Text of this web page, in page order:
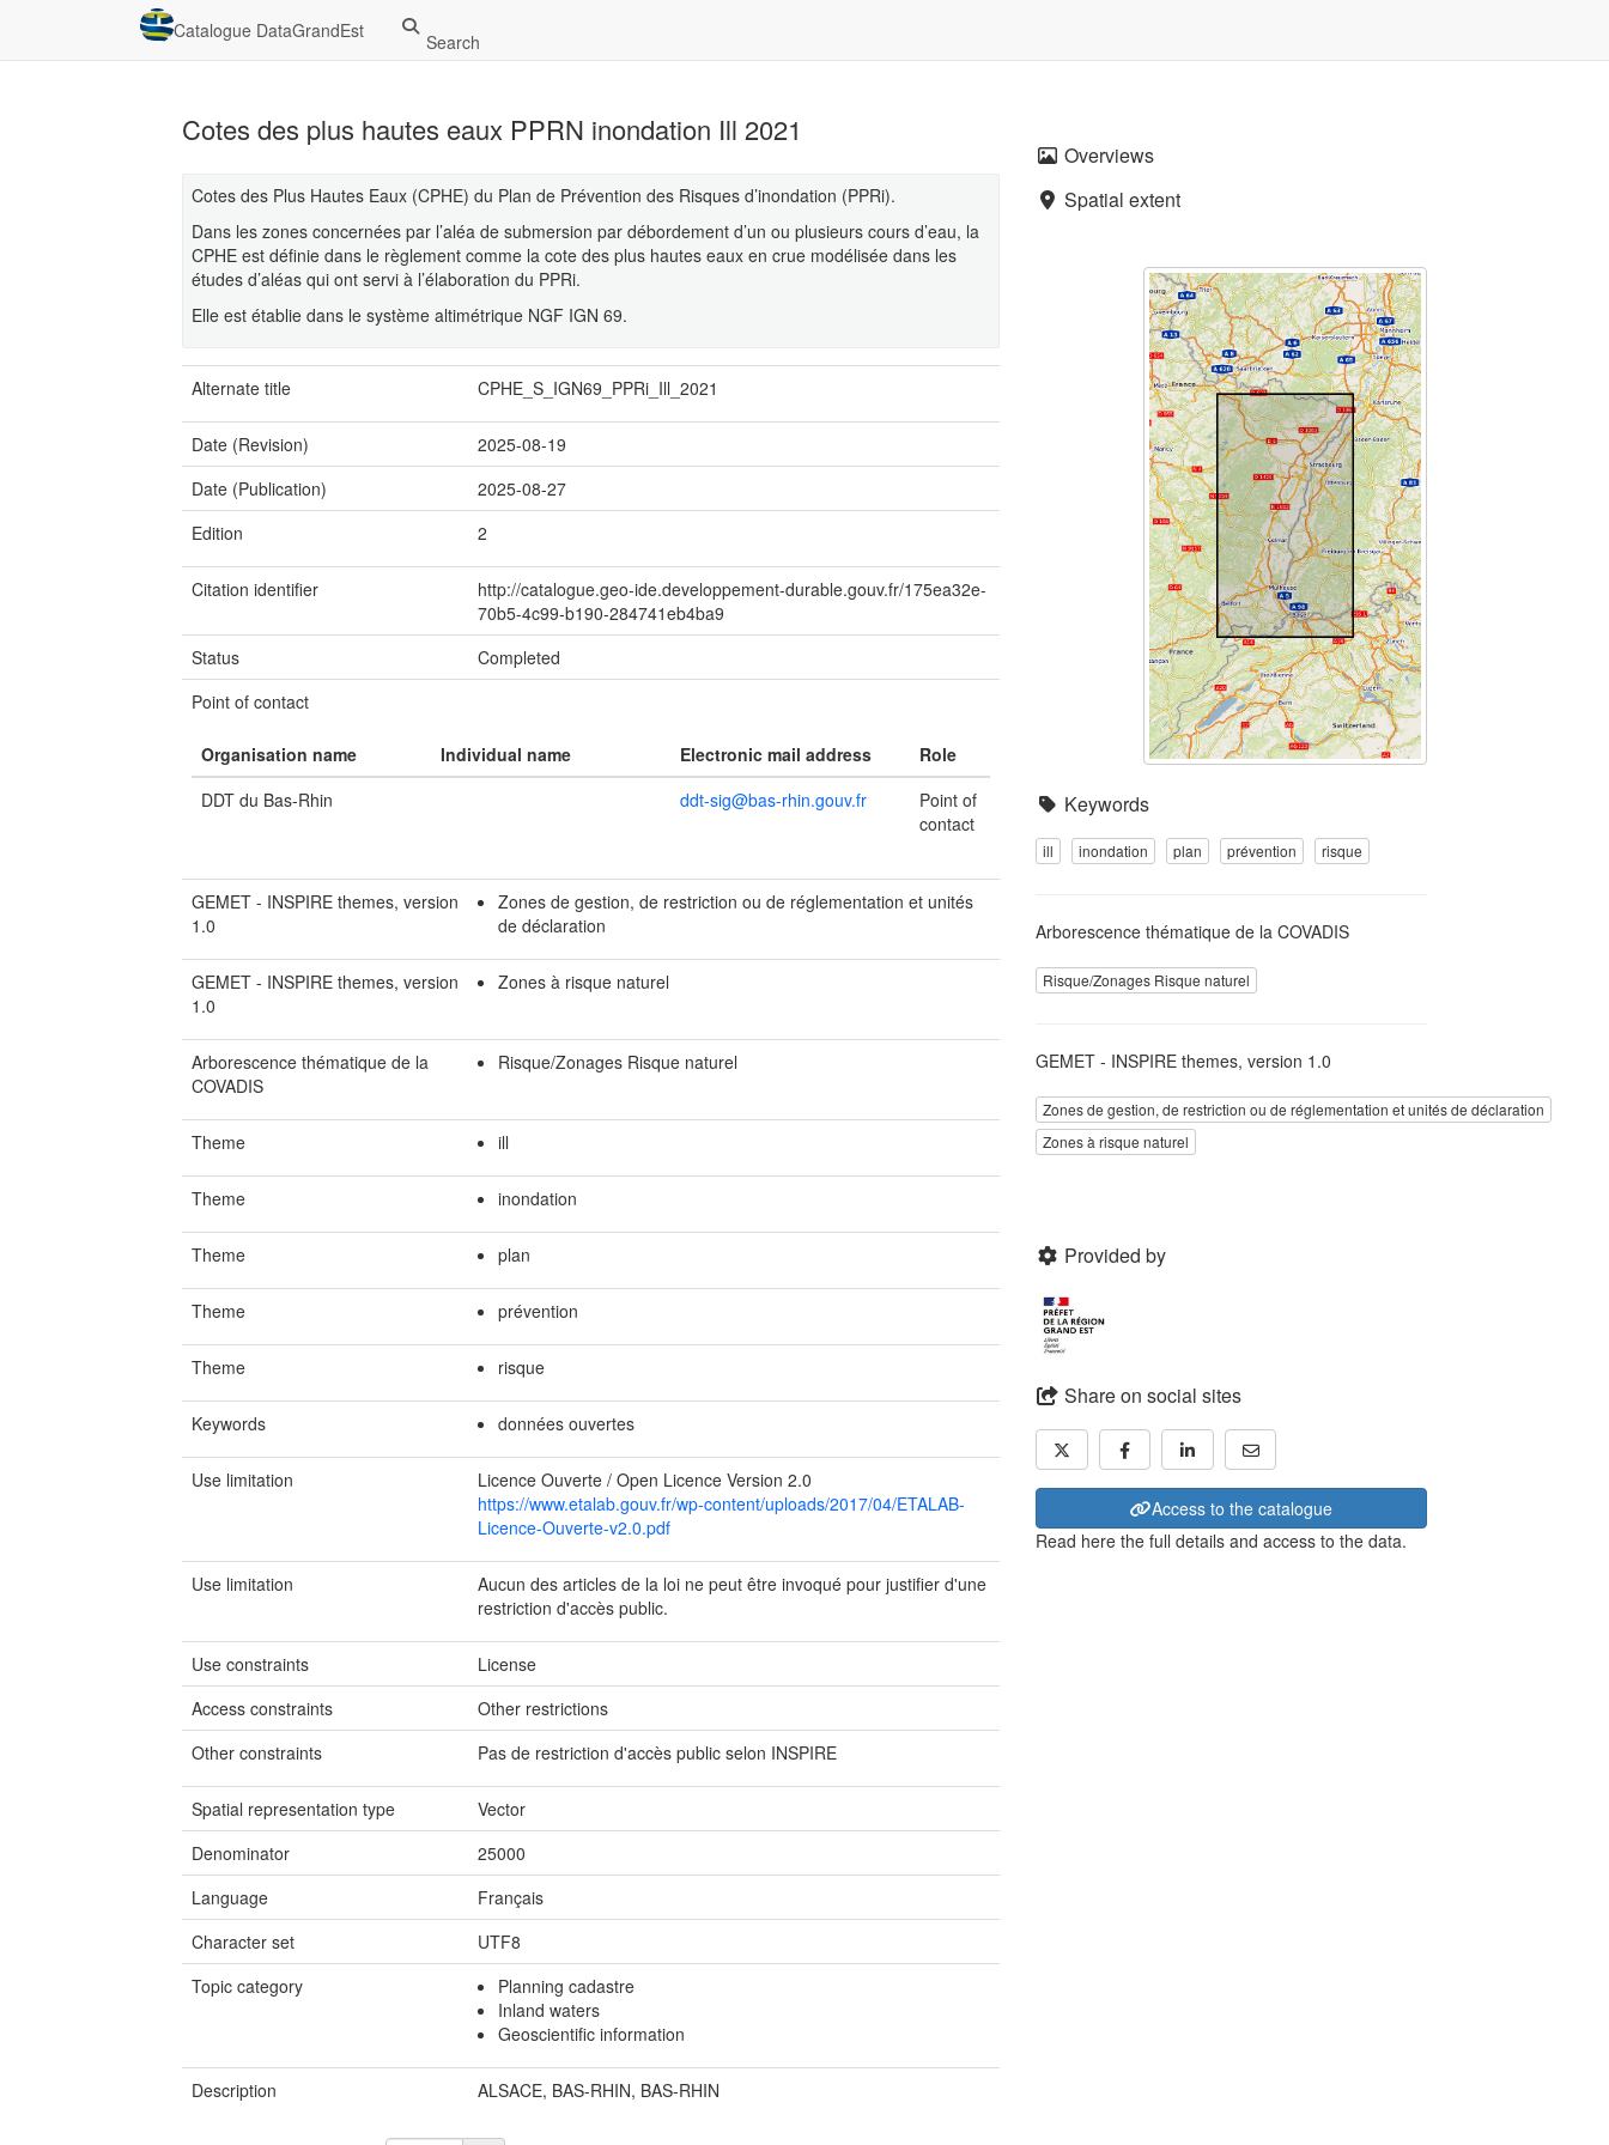
Catalogue DataGrandEst Search
Cotes des plus hautes eaux PPRN inondation Ill 2021
Cotes des Plus Hautes Eaux (CPHE) du Plan de Prévention des Risques d’inondation (PPRi).
Dans les zones concernées par l’aléa de submersion par débordement d’un ou plusieurs cours d’eau, la
CPHE est définie dans le règlement comme la cote des plus hautes eaux en crue modélisée dans les
études d’aléas qui ont servi à l’élaboration du PPRi.
Elle est établie dans le système altimétrique NGF IGN 69.
Alternate title CPHE_S_IGN69_PPRi_Ill_2021
Date (Revision)
2025-08-19
Date (Publication)
2025-08-27
Edition
2
Citation identifier
http://catalogue.geo-ide.developpement-durable.gouv.fr/175ea32e-
70b5-4c99-b190-284741eb4ba9
Status
Completed
Point of contact
Organisation name Individual name Electronic mail address
Role
DDT du Bas-Rhin
ddt-sig@bas-rhin.gouv.fr
Point of
contact
GEMET - INSPIRE themes, version
1.0
Zones de gestion, de restriction ou de réglementation et unités
de déclaration
GEMET - INSPIRE themes, version
1.0
Zones à risque naturel
Arborescence thématique de la
COVADIS
Risque/Zonages Risque naturel
Theme ill
Theme inondation
Theme plan
Theme prévention
Theme risque
Keywords données ouvertes
Use limitation
Licence Ouverte / Open Licence Version 2.0
https://www.etalab.gouv.fr/wp-content/uploads/2017/04/ETALAB-
Licence-Ouverte-v2.0.pdf
Use limitation
Aucun des articles de la loi ne peut être invoqué pour justifier d'une
restriction d'accès public.
Use constraints
License
Access constraints
Other restrictions
Other constraints
Pas de restriction d'accès public selon INSPIRE
Spatial representation type
Vector
Denominator
25000
Language
Français
Character set
UTF8
Topic category
Planning cadastre
Inland waters
Geoscientific information
Description ALSACE, BAS-RHIN, BAS-RHIN
Overviews
Spatial extent
Keywords
ill inondation plan prévention risque
Arborescence thématique de la COVADIS
Risque/Zonages Risque naturel
GEMET - INSPIRE themes, version 1.0
Zones de gestion, de restriction ou de réglementation et unités de déclaration
Zones à risque naturel
Provided by
Share on social sites
Access to the catalogue
Read here the full details and access to the data.